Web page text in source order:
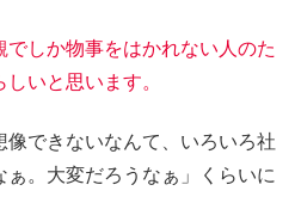
でしか物事をはかれない人のた
いと思います。
できないなんて、いろいろ社
。大変だろうなぁ」くらいに